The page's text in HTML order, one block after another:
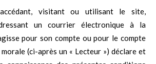
visitant ou utilisant le site,
un courrier électronique à la
pour son compte ou pour le compte
(ci-après un « Lecteur ») déclare et